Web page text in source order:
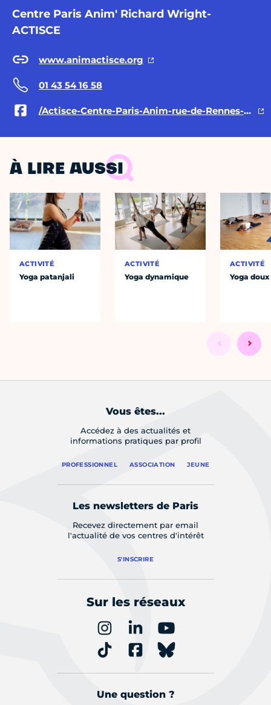
Centre Paris Anim' Richard Wright-
ACTISCE
www.animactisce.org
01 43 54 16 58
/Actisce-Centre-Paris-Anim-rue-de-Rennes-190214624336980/
À LIRE AUSSI
ACTIVITÉ
Yoga patanjali
ACTIVITÉ
Yoga dynamique
ACTIVITÉ
Yoga doux
Vous êtes...
Accédez à des actualités et
informations pratiques par profil
PROFESSIONNEL ASSOCIATION JEUNE
Les newsletters de Paris
Recevez directement par email
l'actualité de vos centres d'intérêt
S'INSCRIRE
Sur les réseaux
Une question ?